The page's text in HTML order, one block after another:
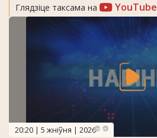
Глядзіце таксама на YouTube
20:20 | 5 жніўня | 2026